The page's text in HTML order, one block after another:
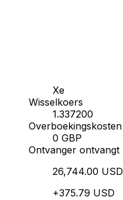
Xe
Wisselkoers
1.337200
Overboekingskosten
0 GBP
Ontvanger ontvangt
26,744.00 USD
+375.79 USD